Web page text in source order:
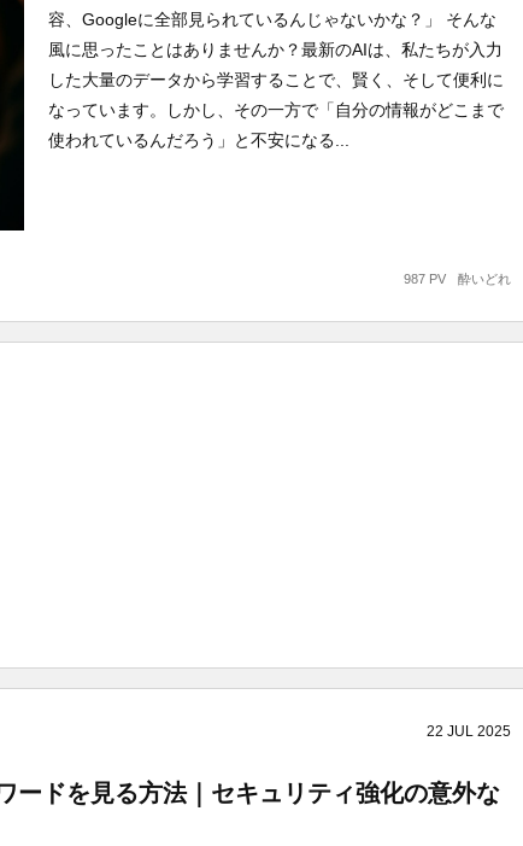
容、Googleに全部見られているんじゃないかな？」 そんな
風に思ったことはありませんか？最新のAIは、私たちが入力
した大量のデータから学習することで、賢く、そして便利に
なっています。しかし、その一方で「自分の情報がどこまで
使われているんだろう」と不安になる...
酔いどれ
987 PV
22 JUL 2025
ードを見る方法｜セキュリティ強化の意外な